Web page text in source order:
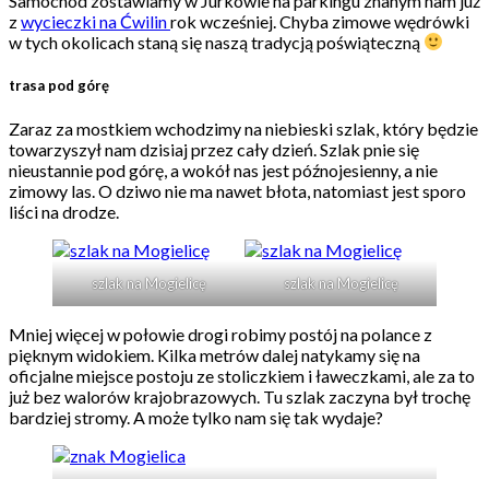
zwycieczki na Ćwilinrok wcześniej. Chyba zimowe wędrówki
w tych okolicach staną się naszą tradycją poświąteczną
trasa pod górę
Zaraz za mostkiem wchodzimy na niebieski szlak, który będzie
towarzyszył nam dzisiaj przez cały dzień. Szlak pnie się
nieustannie pod górę, a wokół nas jest późnojesienny, a nie
zimowy las. O dziwo nie ma nawet błota, natomiast jest sporo
liści na drodze.
szlak na Mogielicę szlak na Mogielicę
Mniej więcej w połowie drogi robimy postój na polance z
pięknym widokiem. Kilka metrów dalej natykamy się na
oficjalne miejsce postoju ze stoliczkiem i ławeczkami, ale za to
już bez walorów krajobrazowych. Tu szlak zaczyna był trochę
bardziej stromy. A może tylko nam się tak wydaje?